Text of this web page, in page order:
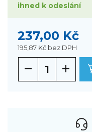
ihned k odeslání
237,00 Kč
195,87 Kč bez DPH